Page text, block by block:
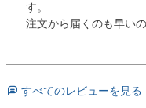
す。
注文から届くのも早い
すべてのレビューを見る